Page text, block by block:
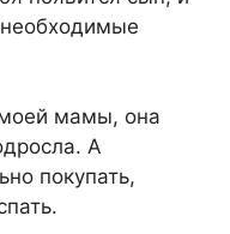
мамы, она
А
покупать,